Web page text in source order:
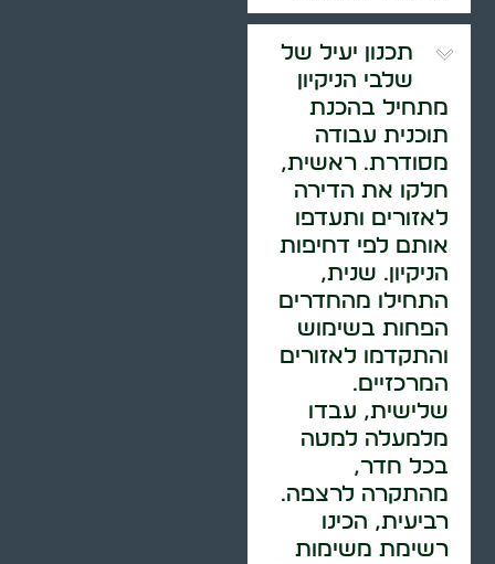
תכנון יעיל של
שלבי הניקיון
מתחיל בהכנת
תוכנית עבודה
מסודרת. ראשית,
חלקו את הדירה
לאזורים ותעדפו
אותם לפי דחיפות
הניקיון. שנית,
התחילו מהחדרים
הפחות בשימוש
והתקדמו לאזורים
המרכזיים.
שלישית, עבדו
מלמעלה למטה
בכל חדר,
מהתקרה לרצפה.
רביעית, הכינו
רשימת משימות